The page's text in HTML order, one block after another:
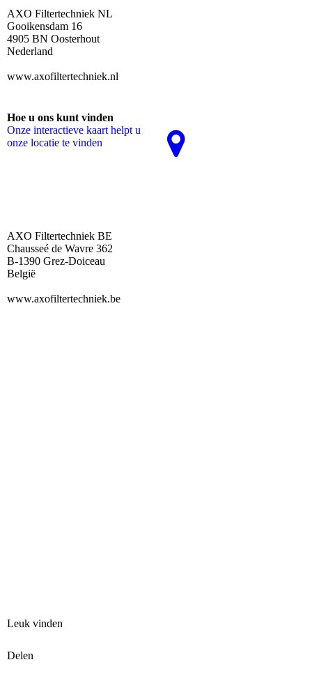
AXO Filtertechniek NL
Gooikensdam 16
4905 BN Oosterhout
Nederland
www.axofiltertechniek.nl
Hoe u ons kunt vinden
Onze interactieve kaart helpt u
onze locatie te vinden
AXO Filtertechniek BE
Chausseé de Wavre 362
B-1390 Grez-Doiceau
België
www.axofiltertechniek.be
Leuk vinden
Delen